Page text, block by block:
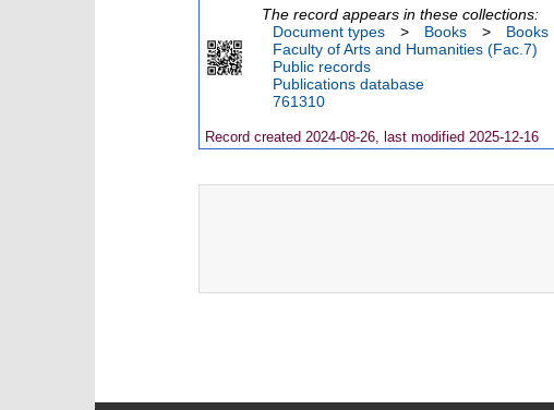
The record appears in these collections:
Document types
> Books >
Books
Faculty of Arts and Humanities (Fac.7)
Public records
Publications database
761310
Record created 2024-08-26, last modified 2025-12-16